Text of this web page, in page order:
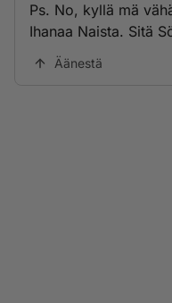
Ps. No, kyllä mä
Ihanaa Naista. Sitä
Äänestä